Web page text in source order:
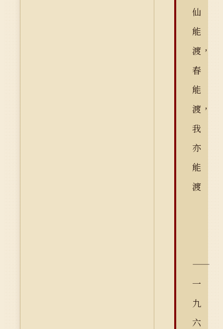
仙
能
渡，
春
能
渡，
我
亦
能
渡
——
一
九
六